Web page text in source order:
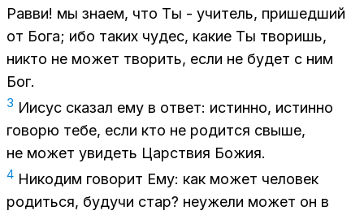
Рав­ви! мы зна­ем, что Ты - учи­тель, при­шед­ший
от Бога; ибо та­ких чу­дес, ка­кие Ты тво­ришь,
ни­кто не мо­жет тво­рить, если не бу­дет с ним
Бог.
3 Иисус ска­зал ему в от­вет: ис­тин­но, ис­тин­но
го­во­рю тебе, если кто не ро­дит­ся свы­ше,
не мо­жет уви­деть Цар­ствия Бо­жия.
4 Ни­ко­дим го­во­рит Ему: как мо­жет че­ло­век
ро­дить­ся, бу­дучи стар? неуже­ли мо­жет он в